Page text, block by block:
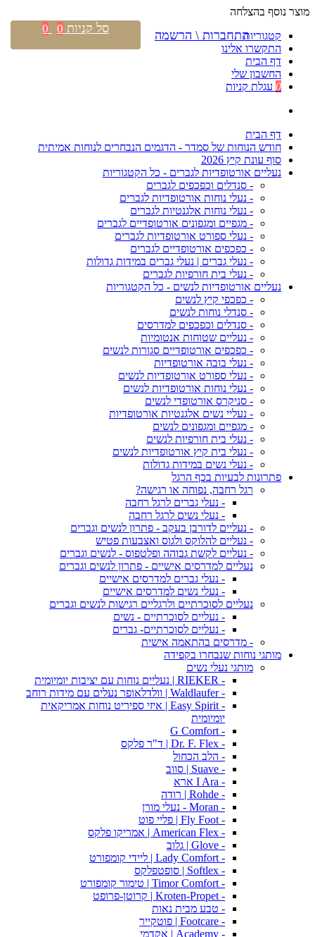
מוצר נוסף בהצלחה
קטגוריות
התקשרו אלינו
דף הבית
החשבון שלי
0 עגלת קניות
דף הבית
חודש הנוחות של סמדר - הדגמים הנבחרים לנוחות אמיתית
סוף עונת קיץ 2026
נעליים אורטופדיות לגברים - כל הקטגוריות
- סנדלים וכפכפים לגברים
- נעלי נוחות אורטופדיות לגברים
- נעלי נוחות אלגנטיות לגברים
- מגפיים ומגפונים אורטופדיים לגברים
- נעלי ספורט אורטופדיות לגברים
- כפכפים אורטופדיים לגברים
- נעלי גברים | נעלי גברים במידות גדולות
- נעלי בית חורפיות לגברים
נעליים אורטופדיות לנשים - כל הקטגוריות
- כפכפי קיץ לנשים
- סנדלי נוחות לנשים
- סנדלים וכפכפים למדרסים
- נעליים שטוחות אנטומיות
- כפכפים אורטופדיים סגורות לנשים
- נעלי בובה אורטופדיות
- נעלי ספורט אורטופדיות לנשים
- נעלי נוחות אורטופדיות לנשים
- סניקרס אורטופדי לנשים
- נעליי נשים אלגנטיות אורטופדיות
- מגפיים ומגפונים לנשים
- נעלי בית חורפיות לנשים
- נעלי בית קיץ אורטופדיות לנשים
- נעלי נשים במידות גדולות
פתרונות לבעיות בכף הרגל
רגל רחבה, נפוחה או רגישה?
- נעלי גברים לרגל רחבה
- נעלי נשים לרגל רחבה
- נעליים לדורבן בעקב - פתרון לנשים וגברים
- נעליים להלוקס ולגוס ואצבעות פטיש
- נעליים לקשת גבוהה ופלטפוס - לנשים וגברים
נעליים למדרסים אישיים - פתרון לנשים וגברים
- נעלי גברים למדרסים אישיים
- נעלי נשים למדרסים אישיים
נעליים לסוכרתיים ולרגליים רגישות לנשים וגברים
- נעליים לסוכרתיים - נשים
- נעליים לסוכרתיים- גברים
- מדרסים בהתאמה אישית
מותגי נוחות שנבחרו בקפידה
מותגי נעלי נשים
- RIEKER | נעליים נוחות עם יציבות יומיומית
- Waldlaufer | וולדלאופר נעלים עם מידות רוחב
- Easy Spirit | איזי ספיריט נוחות אמריקאית
יומיומית
- G Comfort
- Dr. F. Flex | ד"ר פלקס
- הלב הכחול
- Suave | סווב
- I Ara ארא
- Rohde | רודה
- Moran - נעלי מורן
- Fly Foot | פליי פוט
- American Flex | אמריקו פלקס
- Glove | גלוב
- Lady Comfort | ליידי קומפורט
- Softlex | סופטפלקס
- Timor Comfort | טימור קומפורט
- Kroten-Propet | קרוטן-פרופט
- טבע מבית נאות
- Footcare | פוטקייר
- Academy | אקדמי
התחברות \ הרשמה סל קניות 0
0